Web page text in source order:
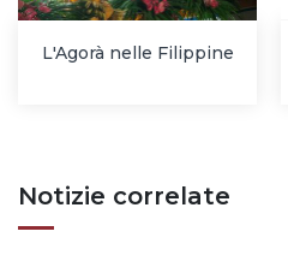
L'Agorà nelle Filippine
Notizie correlate